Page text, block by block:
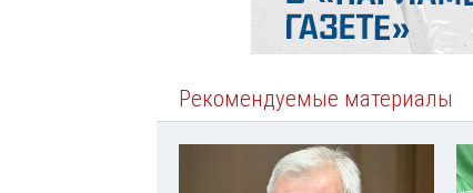
Рекомендуемые материалы